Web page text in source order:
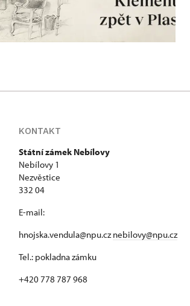
KONTAKT
Státní zámek Nebílovy
Nebílovy 1
Nezvěstice
332 04
E-mail:
hnojska.vendula@npu.cznebilovy@npu.cz
Tel.: pokladna zámku
+420 778 787 968